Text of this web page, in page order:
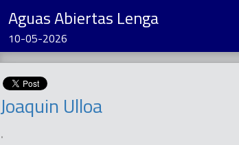
Aguas Abiertas Lenga
10-05-2026
Joaquin Ulloa
.